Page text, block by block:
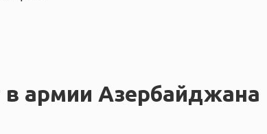
в армии Азербайджана